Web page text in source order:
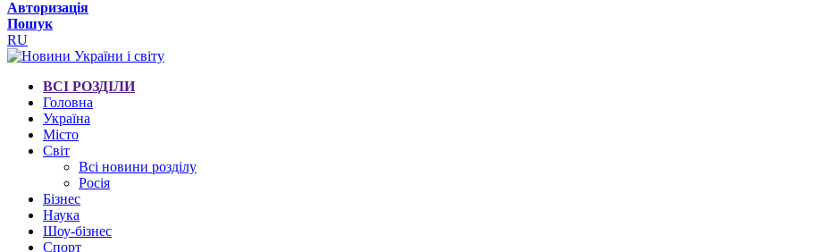
Авторизація
Пошук
RU
ВСІ РОЗДІЛИ
Головна
Україна
Місто
Світ
Всі новини розділу
Росія
Бізнес
Наука
Шоу-бізнес
Спорт